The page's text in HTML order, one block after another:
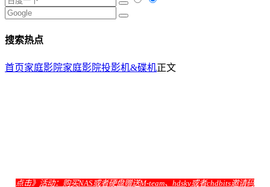
搜索热点
首页家庭影院家庭影院投影机&碟机正文
点击》 活动：购买NAS或者硬盘赠送M-team、hdsky或者chdbits邀请码